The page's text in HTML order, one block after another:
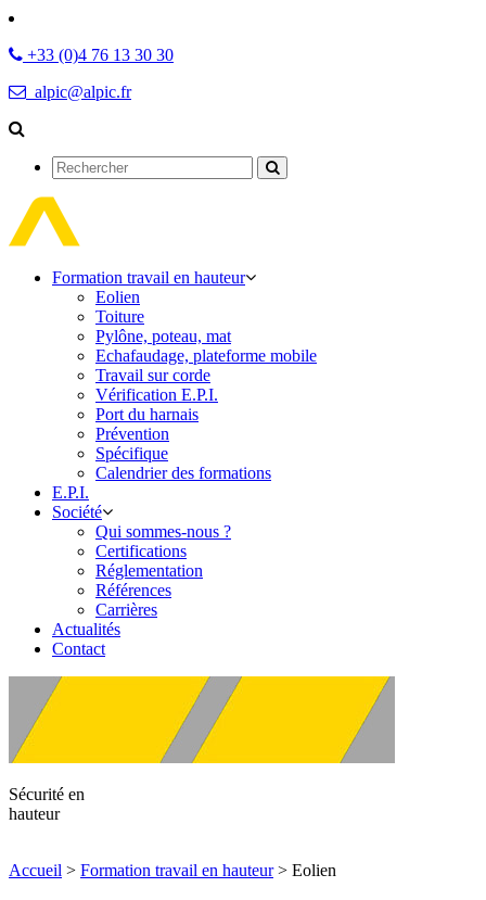
+33 (0)4 76 13 30 30
alpic@alpic.fr
Rechercher
Formation travail en hauteur
Eolien
Toiture
Pylône, poteau, mat
Echafaudage, plateforme mobile
Travail sur corde
Vérification E.P.I.
Port du harnais
Prévention
Spécifique
Calendrier des formations
E.P.I.
Société
Qui sommes-nous ?
Certifications
Réglementation
Références
Carrières
Actualités
Contact
Sécurité en
hauteur
Accueil > Formation travail en hauteur> Eolien